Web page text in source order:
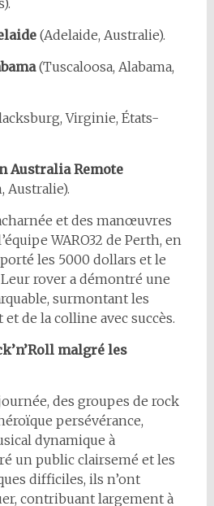
(Adelaide, Australie).
(Tuscaloosa, Alabama,
Virginie, États-
Australia Remote
Australie).
et des manœuvres
WARO32 de Perth, en
les 5000 dollars et le
rover a démontré une
surmontant les
de la colline avec succès.
malgré les
des groupes de rock
persévérance,
dynamique à
un public clairsemé et les
difficiles, ils n’ont
contribuant largement à